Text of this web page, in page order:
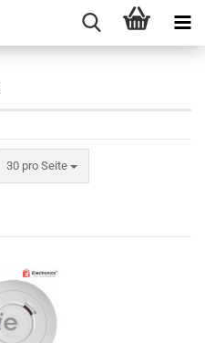
30 pro Seite
pro Seite